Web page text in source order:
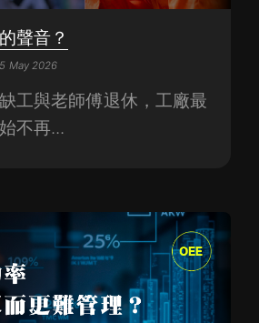
聲音？
May 2026
工與老師傅退休，工廠最
不再...